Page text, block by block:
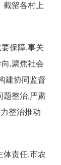
截留各村上
保障,事关
,聚焦社会
建协同监督
题整治,严肃
整治推动
体责任,市农